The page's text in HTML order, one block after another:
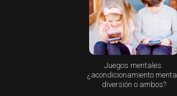
Juegos mentales:
¿acondicionamiento mental,
diversión o ambos?